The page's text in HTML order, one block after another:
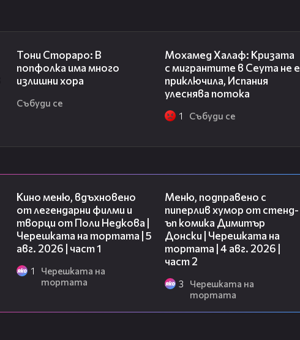
Тони Стораро: В
попфолка има много
излишни хора
Събуди се
Мохамед Халаф: Кризата
с мигрантите в Сеута не е
приключила, Испания
улеснява потока
1 Събуди се
Кино меню, вдъхновено
от легендарни филми и
творци от Поли Недкова |
Черешката на тортата | 5
авг. 2026 | част 1
1
Черешката на
тортата
Меню, подправено с
пиперлив хумор от стенд-
ъп комика Димитър
Донски | Черешката на
тортата | 4 авг. 2026 |
част 2
3
Черешката на
тортата